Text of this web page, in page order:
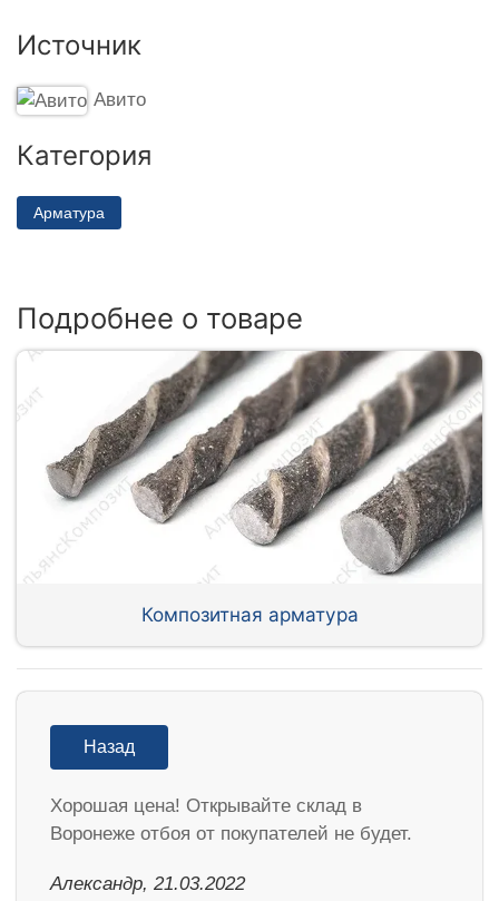
Источник
Авито
Категория
Арматура
Подробнее о товаре
Композитная арматура
Назад
Хорошая цена! Открывайте склад в
Воронеже отбоя от покупателей не будет.
Александр, 21.03.2022